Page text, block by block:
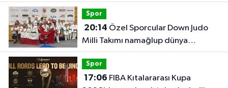
Spor
20:14
Milli Takımı namağlup dünya
şampiyonu
Spor
17:06